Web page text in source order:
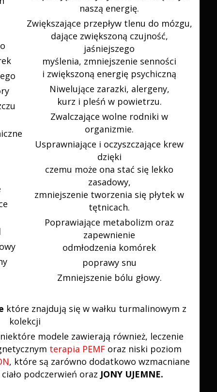
naszą energię.
Zwiększające przepływ tlenu do mózgu,
dające zwiększoną czujność,
jaśniejszego
myślenia, zmniejszenie senności
i zwiększoną energię psychiczną
Niwelujące zarazki, alergeny,
kurz i pleśń w powietrzu.
Zwalczające wolne rodniki w
organizmie.
Usprawniające i oczyszczające krew
dzięki
czemu może ona stać się lekko
zasadowy,
zmniejszenie tworzenia się płytek w
tętnicach.
Poprawiające metabolizm oraz
zapewnienie
odmłodzenia komórek
poprawy snu
Zmniejszenie bólu głowy.
które znajdują się w wałku turmalinowym z
kolekcji
modele zawierają również, leczenie
terapia PEMForaz niski poziom
, które są zarówno dodatkowo wzmacniane
podczerwień oraz JONY UJEMNE.